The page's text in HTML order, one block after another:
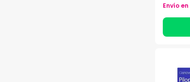
Envío en